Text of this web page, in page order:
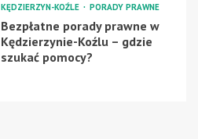
KĘDZIERZYN-KOŹLE PORADY PRAWNE
Bezpłatne porady prawne w
Kędzierzynie-Koźlu – gdzie
szukać pomocy?